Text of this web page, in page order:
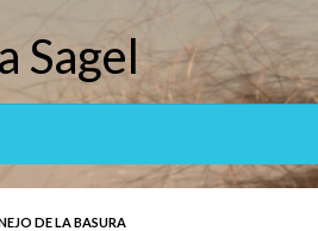
Sagel
DE LA BASURA